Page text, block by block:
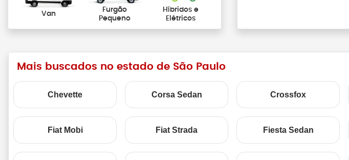
Van
Furgão
Pequeno
Híbridos e
Elétricos
Mais buscados no estado de São Paulo
Chevette Corsa Sedan Crossfox
Fiat Mobi Fiat Strada Fiesta Sedan